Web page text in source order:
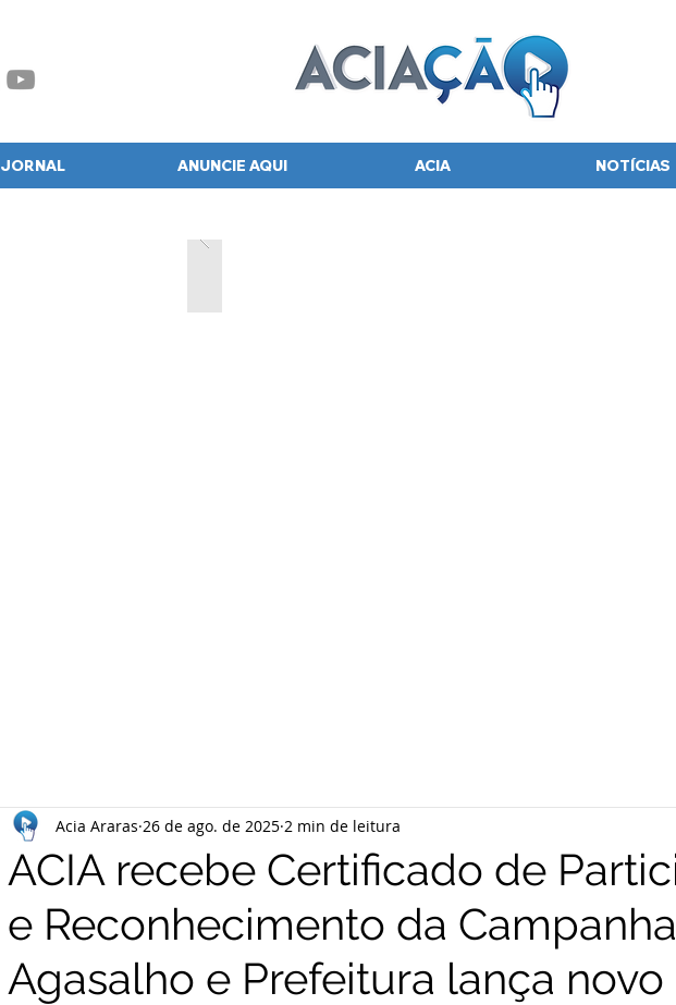
JORNAL ANUNCIE AQUI ACIA NOTÍCIAS
ACIA recebe Certificado de
e Reconhecimento da
Agasalho e Prefeitura lança novo
Acia Araras 26 de ago. de 2025 2 min de leitura